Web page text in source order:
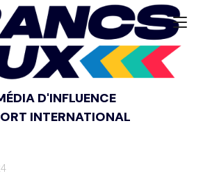
D'INFLUENCE
INTERNATIONAL